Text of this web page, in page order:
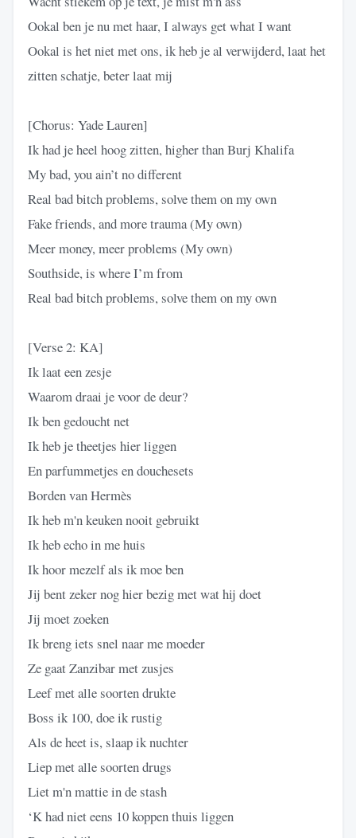
Ookal ben je nu met haar, I always get what I want
Ookal is het niet met ons, ik heb je al verwijderd, laat het
zitten schatje, beter laat mij
[Chorus: Yade Lauren]
Ik had je heel hoog zitten, higher than Burj Khalifa
My bad, you ain’t no different
Real bad bitch problems, solve them on my own
Fake friends, and more trauma (My own)
Meer money, meer problems (My own)
Southside, is where I’m from
Real bad bitch problems, solve them on my own
[Verse 2: KA]
Ik laat een zesje
Waarom draai je voor de deur?
Ik ben gedoucht net
Ik heb je theetjes hier liggen
En parfummetjes en douchesets
Borden van Hermès
Ik heb m'n keuken nooit gebruikt
Ik heb echo in me huis
Ik hoor mezelf als ik moe ben
Jij bent zeker nog hier bezig met wat hij doet
Jij moet zoeken
Ik breng iets snel naar me moeder
Ze gaat Zanzibar met zusjes
Leef met alle soorten drukte
Boss ik 100, doe ik rustig
Als de heet is, slaap ik nuchter
Liep met alle soorten drugs
Liet m'n mattie in de stash
‘K had niet eens 10 koppen thuis liggen